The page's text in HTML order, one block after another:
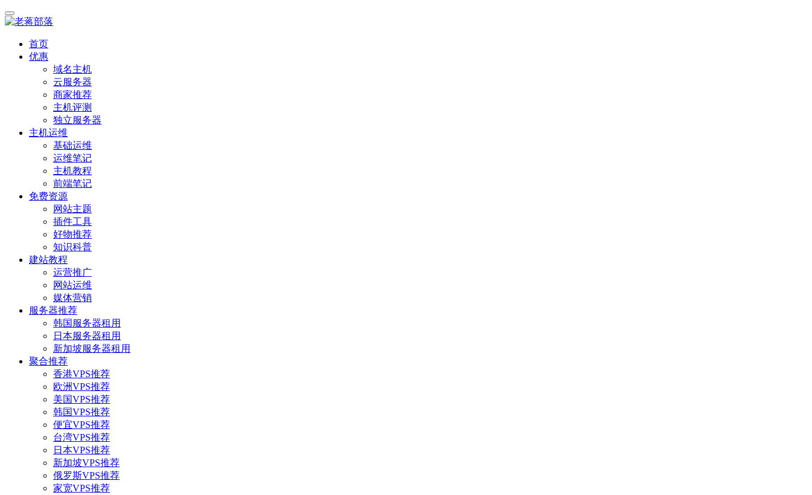
首页
优惠
域名主机
云服务器
商家推荐
主机评测
独立服务器
主机运维
基础运维
运维笔记
主机教程
前端笔记
免费资源
网站主题
插件工具
好物推荐
知识科普
建站教程
运营推广
网站运维
媒体营销
服务器推荐
韩国服务器租用
日本服务器租用
新加坡服务器租用
聚合推荐
香港VPS推荐
欧洲VPS推荐
美国VPS推荐
韩国VPS推荐
便宜VPS推荐
台湾VPS推荐
日本VPS推荐
新加坡VPS推荐
俄罗斯VPS推荐
家宽VPS推荐